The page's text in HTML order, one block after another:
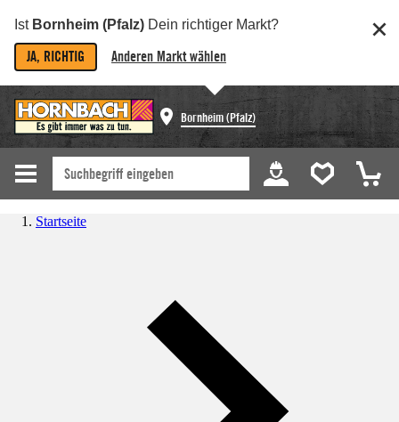
Ist Bornheim (Pfalz) Dein richtiger Markt?
JA, RICHTIG Anderen Markt wählen
Bornheim (Pfalz)
Startseite